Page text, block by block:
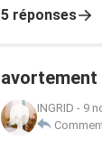
5 réponses
avortement
INGRID - 9